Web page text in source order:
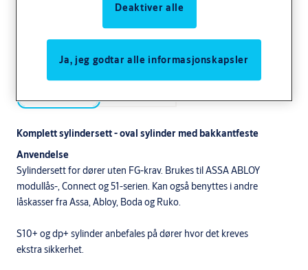
Komplett sylindersett - oval sylinder med bakkantfeste
Anvendelse
Sylindersett for dører uten FG-krav. Brukes til ASSA ABLOY
modullås-, Connect og 51-serien. Kan også benyttes i andre
låskasser fra Assa, Abloy, Boda og Ruko.
S10+ og dp+ sylinder anbefales på dører hvor det kreves
ekstra sikkerhet.
Deaktiver alle
Ja, jeg godtar alle informasjonskapsler